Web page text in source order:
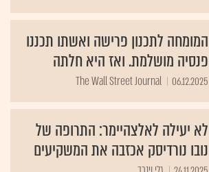
המומחה לתכנון פרישה ואשתו תכננו
פנסיה מושלמת. ואז היא חלתה
06.12.2025
The Wall Street Journal
לא יעילה לאלצהיימר: התרופה של
נובו נורדיסק אכזבה את המשקיעים